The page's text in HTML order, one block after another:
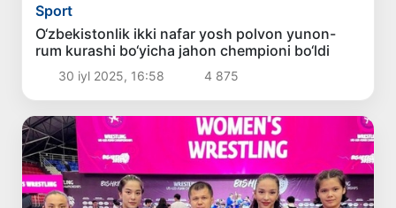
Sport
O‘zbekistonlik ikki nafar yosh polvon yunon-
rum kurashi bo‘yicha jahon chempioni bo‘ldi
30 iyl 2025, 16:58 4 875